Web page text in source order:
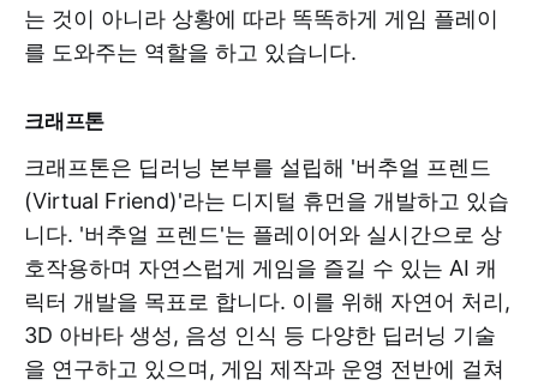
는 것이 아니라 상황에 따라 똑똑하게 게임 플레이
를 도와주는 역할을 하고 있습니다.
크래프톤
크래프톤은 딥러닝 본부를 설립해 '버추얼 프렌드
(Virtual Friend)'라는 디지털 휴먼을 개발하고 있습
니다. '버추얼 프렌드'는 플레이어와 실시간으로 상
호작용하며 자연스럽게 게임을 즐길 수 있는 AI 캐
릭터 개발을 목표로 합니다. 이를 위해 자연어 처리,
3D 아바타 생성, 음성 인식 등 다양한 딥러닝 기술
을 연구하고 있으며, 게임 제작과 운영 전반에 걸쳐